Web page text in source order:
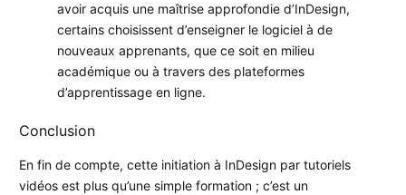
avoir acquis une maîtrise approfondie d’InDesign,
certains choisissent d’enseigner le logiciel à de
nouveaux apprenants, que ce soit en milieu
académique ou à travers des plateformes
d’apprentissage en ligne.
Conclusion
En fin de compte, cette initiation à InDesign par tutoriels
vidéos est plus qu’une simple formation ; c’est un